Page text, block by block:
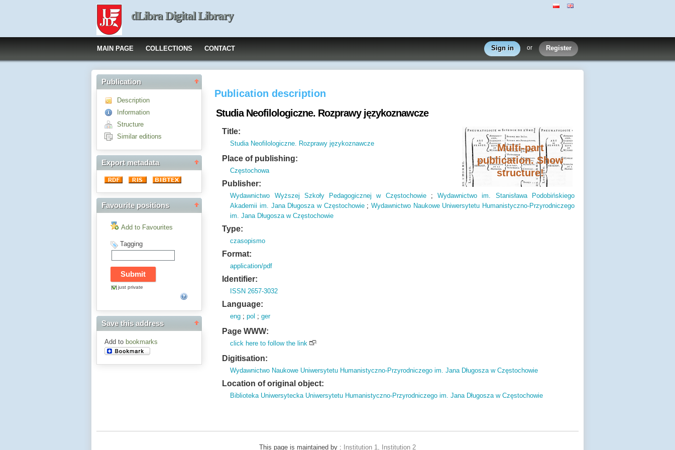
dLibra Digital Library
MAIN PAGE COLLECTIONS CONTACT Sign in or Register
Publication
Description
Information
Structure
Similar editions
Export metadata
Favourite positions
Add to Favourites
Tagging
just private
Save this address
Add to bookmarks
Publication description
Studia Neofilologiczne. Rozprawy językoznawcze
Multi-part
publication. Show
structure!
Title:
Studia Neofilologiczne. Rozprawy językoznawcze
Place of publishing:
Częstochowa
Publisher:
Wydawnictwo Wyższej Szkoły Pedagogicznej w Częstochowie;Wydawnictwo im. Stanisława Podobińskiego
Akademii im. Jana Długosza w Częstochowie;Wydawnictwo Naukowe Uniwersytetu Humanistyczno-Przyrodniczego
im. Jana Długosza w Częstochowie
Type:
czasopismo
Format:
application/pdf
Identifier:
ISSN 2657-3032
Language:
eng ;pol ;ger
Page WWW:
click here to follow the link
Digitisation:
Wydawnictwo Naukowe Uniwersytetu Humanistyczno-Przyrodniczego im. Jana Długosza w Częstochowie
Location of original object:
Biblioteka Uniwersytecka Uniwersytetu Humanistyczno-Przyrodniczego im. Jana Długosza w Częstochowie
This page is maintained by : Institution 1, Institution 2